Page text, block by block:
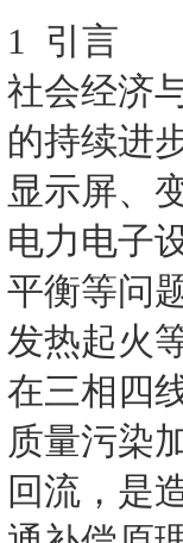
1 引言
社会经济
的持续进
显示屏、
电力电子
平衡等问
发热起火
在三相四
质量污染
回流，是